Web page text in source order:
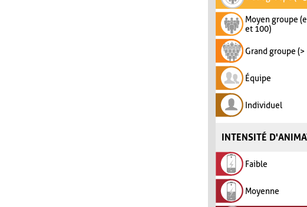
Moyen groupe
et 100)
Grand groupe (>
Équipe
Individuel
INTENSITÉ
Faible
Moyenne